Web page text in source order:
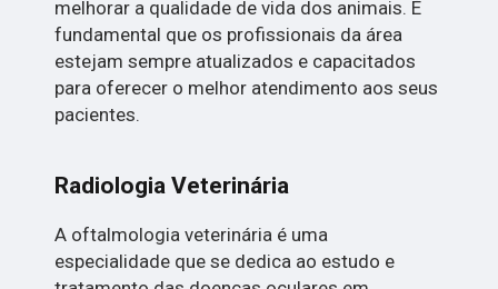
melhorar a qualidade de vida dos animais. É
fundamental que os profissionais da área
estejam sempre atualizados e capacitados
para oferecer o melhor atendimento aos seus
pacientes.
Radiologia Veterinária
A oftalmologia veterinária é uma
especialidade que se dedica ao estudo e